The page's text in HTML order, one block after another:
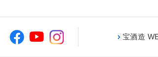
宝酒造